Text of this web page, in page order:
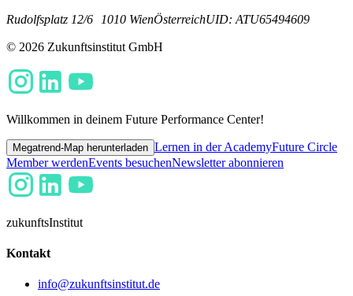
Rudolfsplatz 12/6 1010 WienÖsterreichUID: ATU65494609
© 2026 Zukunftsinstitut GmbH
Willkommen in deinem Future Performance Center!
Megatrend-Map herunterladen Lernen in der AcademyFuture Circle
Member werdenEvents besuchenNewsletter abonnieren
zukunftsInstitut
Kontakt
info@zukunftsinstitut.de